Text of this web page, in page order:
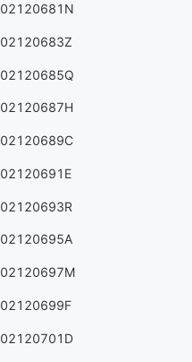
02120681N
02120683Z
02120685Q
02120687H
02120689C
02120691E
02120693R
02120695A
02120697M
02120699F
02120701D